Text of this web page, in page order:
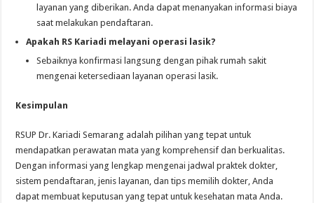
layanan yang diberikan. Anda dapat menanyakan informasi biaya
saat melakukan pendaftaran.
Apakah RS Kariadi melayani operasi lasik?
Sebaiknya konfirmasi langsung dengan pihak rumah sakit
mengenai ketersediaan layanan operasi lasik.
Kesimpulan
RSUP Dr. Kariadi Semarang adalah pilihan yang tepat untuk
mendapatkan perawatan mata yang komprehensif dan berkualitas.
Dengan informasi yang lengkap mengenai jadwal praktek dokter,
sistem pendaftaran, jenis layanan, dan tips memilih dokter, Anda
dapat membuat keputusan yang tepat untuk kesehatan mata Anda.